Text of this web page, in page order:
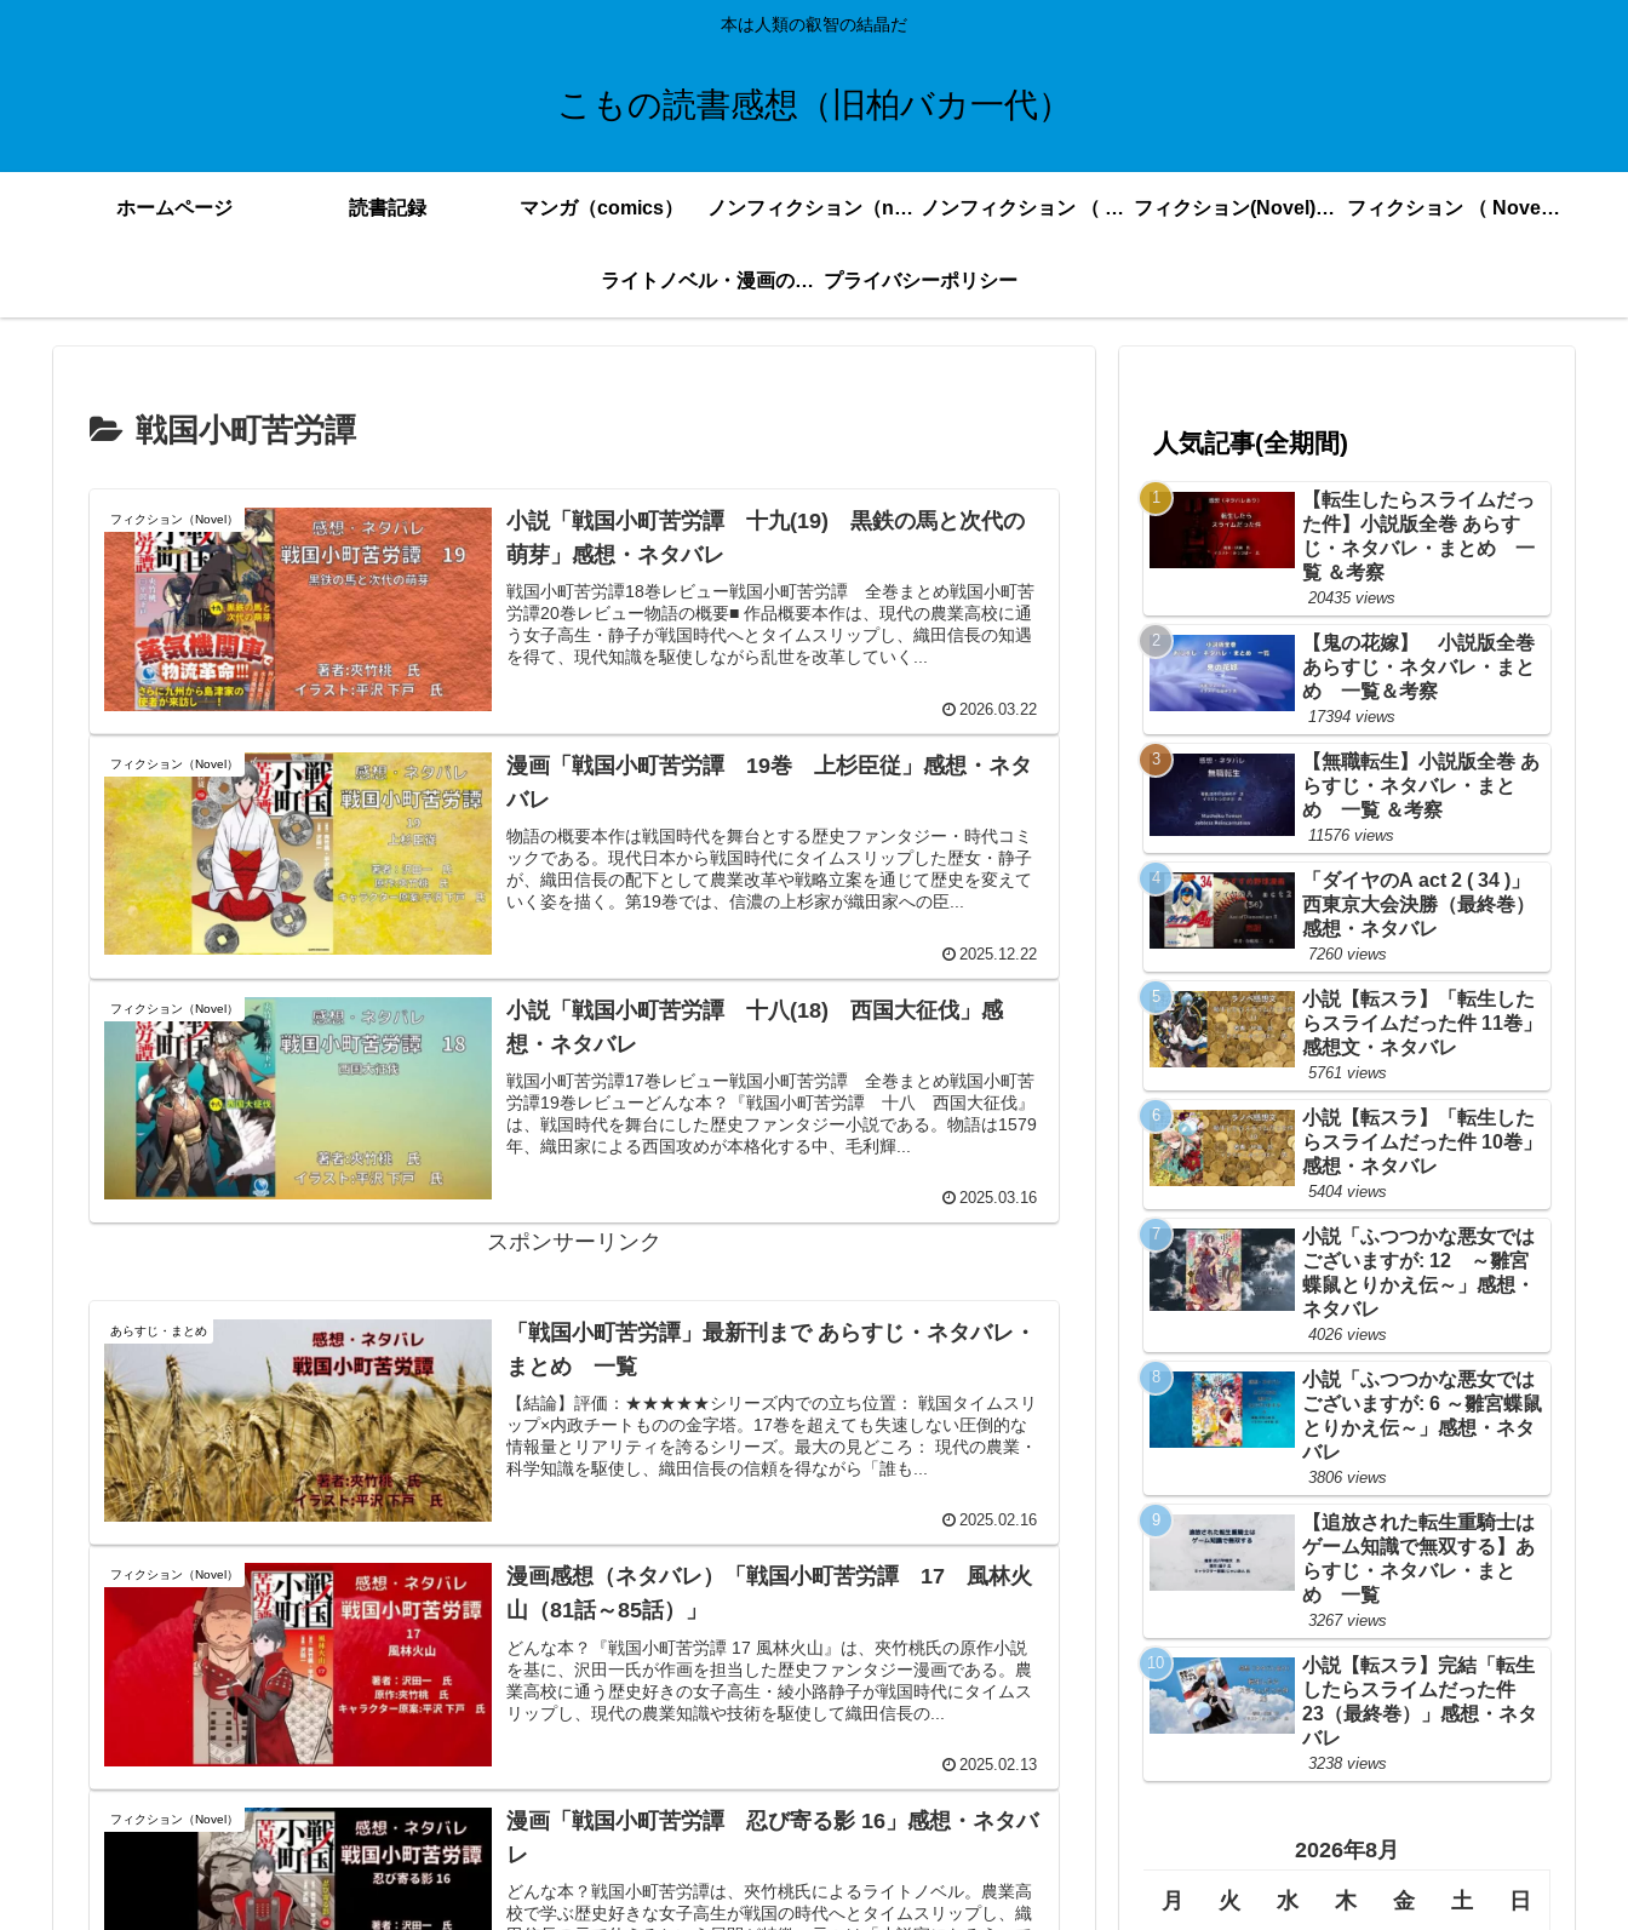
本は人類の叡智の結晶だ
こもの読書感想（旧柏バカ一代）
ホームページ 読書記録 マンガ（comics） ノンフィクション（nonfiction）更新順 ノンフィクション （ nonfiction ） あいうえお順 フィクション(Novel)更新順 フィクション （ Novel ） あいうえお順
ライトノベル・漫画の感想・ネタバレまとめ｜こもの読書感想 プライバシーポリシー
戦国小町苦労譚
フィクション（Novel）
小説「戦国小町苦労譚 十九(19) 黒鉄の馬と次代の
萌芽」感想・ネタバレ
戦国小町苦労譚18巻レビュー戦国小町苦労譚 全巻まとめ戦国小町苦
労譚20巻レビュー物語の概要■ 作品概要本作は、現代の農業高校に通
う女子高生・静子が戦国時代へとタイムスリップし、織田信長の知遇
を得て、現代知識を駆使しながら乱世を改革していく...
2026.03.22
フィクション（Novel）
漫画「戦国小町苦労譚 19巻 上杉臣従」感想・ネタ
バレ
物語の概要本作は戦国時代を舞台とする歴史ファンタジー・時代コミ
ックである。現代日本から戦国時代にタイムスリップした歴女・静子
が、織田信長の配下として農業改革や戦略立案を通じて歴史を変えて
いく姿を描く。第19巻では、信濃の上杉家が織田家への臣...
2025.12.22
フィクション（Novel）
小説「戦国小町苦労譚 十八(18) 西国大征伐」感
想・ネタバレ
戦国小町苦労譚17巻レビュー戦国小町苦労譚 全巻まとめ戦国小町苦
労譚19巻レビューどんな本？『戦国小町苦労譚 十八 西国大征伐』
は、戦国時代を舞台にした歴史ファンタジー小説である。物語は1579
年、織田家による西国攻めが本格化する中、毛利輝...
2025.03.16
スポンサーリンク
あらすじ・まとめ
「戦国小町苦労譚」最新刊まで あらすじ・ネタバレ・
まとめ 一覧
【結論】評価：★★★★★シリーズ内での立ち位置： 戦国タイムスリ
ップ×内政チートものの金字塔。17巻を超えても失速しない圧倒的な
情報量とリアリティを誇るシリーズ。最大の見どころ： 現代の農業・
科学知識を駆使し、織田信長の信頼を得ながら「誰も...
2025.02.16
フィクション（Novel）
漫画感想（ネタバレ）「戦国小町苦労譚 17 風林火
山（81話～85話）」
どんな本？『戦国小町苦労譚 17 風林火山』は、夾竹桃氏の原作小説
を基に、沢田一氏が作画を担当した歴史ファンタジー漫画である。農
業高校に通う歴史好きの女子高生・綾小路静子が戦国時代にタイムス
リップし、現代の農業知識や技術を駆使して織田信長の...
2025.02.13
フィクション（Novel）
漫画「戦国小町苦労譚 忍び寄る影 16」感想・ネタバ
レ
どんな本？戦国小町苦労譚は、夾竹桃氏によるライトノベル。農業高
校で学ぶ歴史好きな女子高生が戦国の時代へとタイムスリップし、織
人気記事(全期間)
【転生したらスライムだっ
た件】小説版全巻 あらす
じ・ネタバレ・まとめ 一
覧 ＆考察
20435 views
【鬼の花嫁】 小説版全巻
あらすじ・ネタバレ・まと
め 一覧＆考察
17394 views
【無職転生】小説版全巻 あ
らすじ・ネタバレ・まと
め 一覧 ＆考察
11576 views
「ダイヤのA act 2 ( 34 )」
西東京大会決勝（最終巻）
感想・ネタバレ
7260 views
小説【転スラ】「転生した
らスライムだった件 11巻」
感想文・ネタバレ
5761 views
小説【転スラ】「転生した
らスライムだった件 10巻」
感想・ネタバレ
5404 views
小説「ふつつかな悪女では
ございますが: 12 ～雛宮
蝶鼠とりかえ伝～」感想・
ネタバレ
4026 views
小説「ふつつかな悪女では
ございますが: 6 ～雛宮蝶鼠
とりかえ伝～」感想・ネタ
バレ
3806 views
【追放された転生重騎士は
ゲーム知識で無双する】あ
らすじ・ネタバレ・まと
め 一覧
3267 views
小説【転スラ】完結「転生
したらスライムだった件
23（最終巻）」感想・ネタ
バレ
3238 views
2026年8月
月 火 水 木 金 土 日